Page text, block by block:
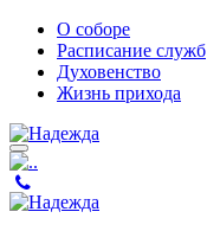
О соборе
Расписание служб
Духовенство
Жизнь прихода